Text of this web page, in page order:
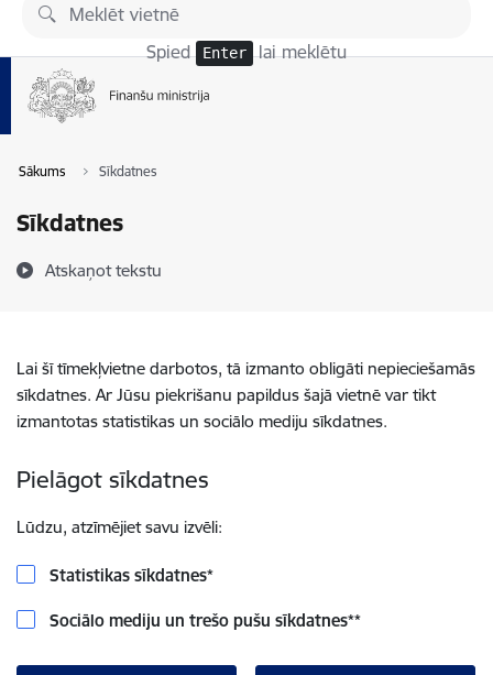
Pāriet uz lapas saturu
Spied Enter lai meklētu
Sākums Sīkdatnes
Sīkdatnes
Atskaņot tekstu
Lai šī tīmekļvietne darbotos, tā izmanto obligāti nepieciešamās
sīkdatnes. Ar Jūsu piekrišanu papildus šajā vietnē var tikt
izmantotas statistikas un sociālo mediju sīkdatnes.
Pielāgot sīkdatnes
Lūdzu, atzīmējiet savu izvēli:
Statistikas sīkdatnes*
Sociālo mediju un trešo pušu sīkdatnes**